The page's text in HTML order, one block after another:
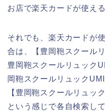
お店で楽天カードが使え
それでも、楽天カードが
合は、【豊岡鞄スクール
豊岡鞄スクールリュック
岡鞄スクールリュック
【豊岡鞄スクールリュッ
という感じで各自検索し